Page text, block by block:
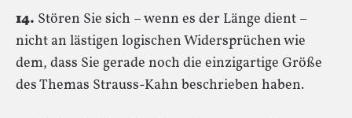
14. Stören Sie sich – wenn es der Länge dient –
nicht an lästigen logischen Widersprüchen wie
dem, dass Sie gerade noch die einzigartige Größe
des Themas Strauss-Kahn beschrieben haben.